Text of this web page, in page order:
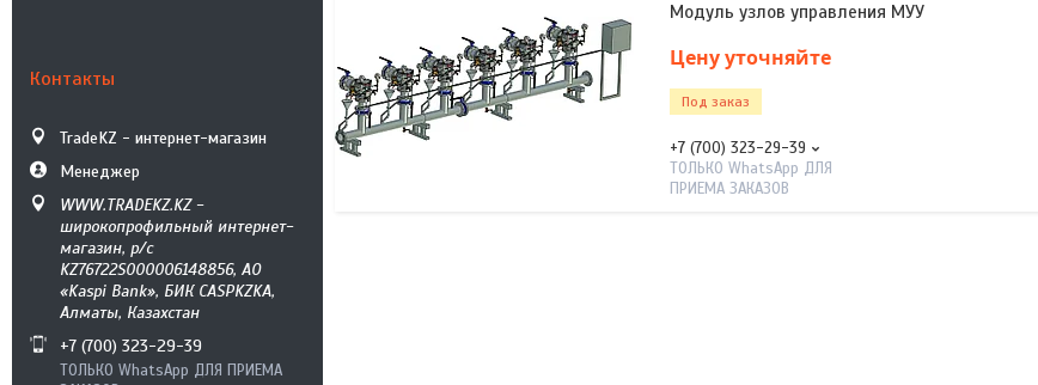
Контакты
TradeKZ - интернет-магазин
Менеджер
WWW.TRADEKZ.KZ -
широкопрофильный интернет-
магазин, р/с
KZ76722S000006148856, АО
«Kaspi Bank», БИК CASPKZKA,
Алматы, Казахстан
+7 (700) 323-29-39
ТОЛЬКО WhatsApp ДЛЯ ПРИЕМА
Модуль узлов управления МУУ
Цену уточняйте
Под заказ
+7 (700) 323-29-39
ТОЛЬКО WhatsApp ДЛЯ
ПРИЕМА ЗАКАЗОВ